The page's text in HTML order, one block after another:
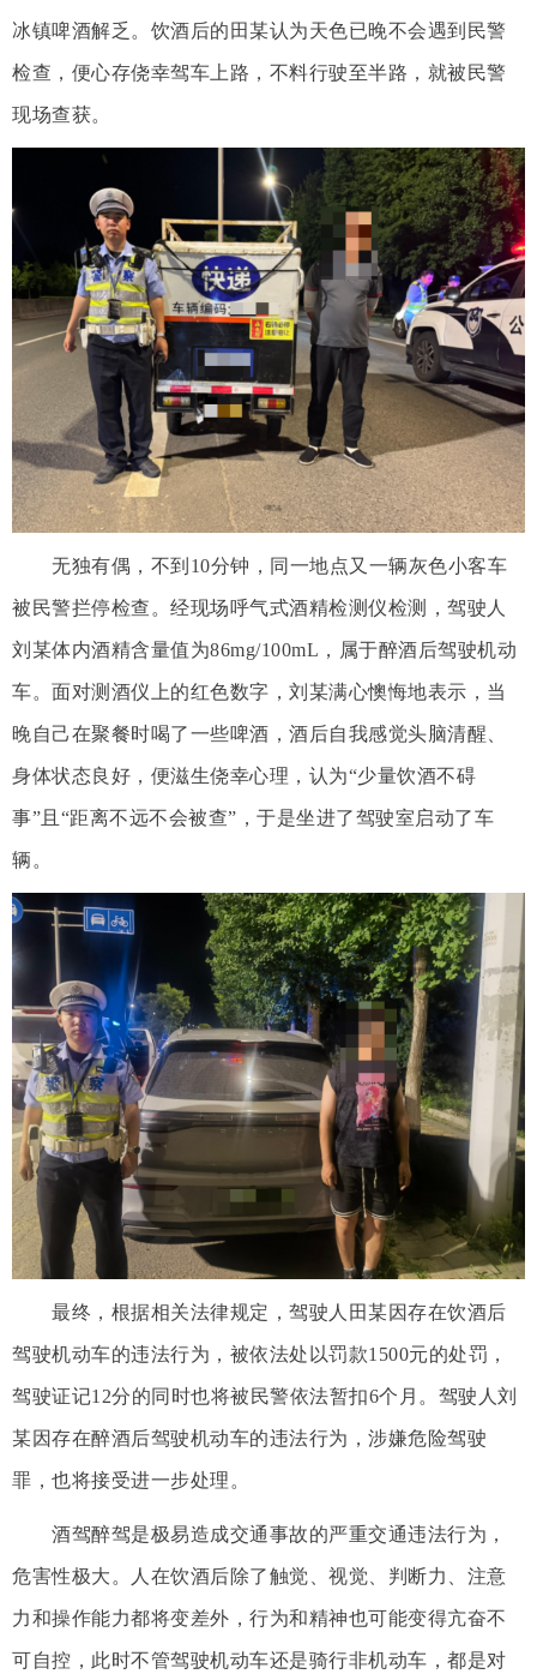
冰镇啤酒解乏。饮酒后的田某认为天色已晚不会遇到民警
检查，便心存侥幸驾车上路，不料行驶至半路，就被民警
现场查获。
无独有偶，不到10分钟，同一地点又一辆灰色小客车
被民警拦停检查。经现场呼气式酒精检测仪检测，驾驶人
刘某体内酒精含量值为86mg/100mL，属于醉酒后驾驶机动
车。面对测酒仪上的红色数字，刘某满心懊悔地表示，当
晚自己在聚餐时喝了一些啤酒，酒后自我感觉头脑清醒、
身体状态良好，便滋生侥幸心理，认为“少量饮酒不碍
事”且“距离不远不会被查”，于是坐进了驾驶室启动了车
辆。
最终，根据相关法律规定，驾驶人田某因存在饮酒后
驾驶机动车的违法行为，被依法处以罚款1500元的处罚，
驾驶证记12分的同时也将被民警依法暂扣6个月。驾驶人刘
某因存在醉酒后驾驶机动车的违法行为，涉嫌危险驾驶
罪，也将接受进一步处理。
酒驾醉驾是极易造成交通事故的严重交通违法行为，
危害性极大。人在饮酒后除了触觉、视觉、判断力、注意
力和操作能力都将变差外，行为和精神也可能变得亢奋不
可自控，此时不管驾驶机动车还是骑行非机动车，都是对